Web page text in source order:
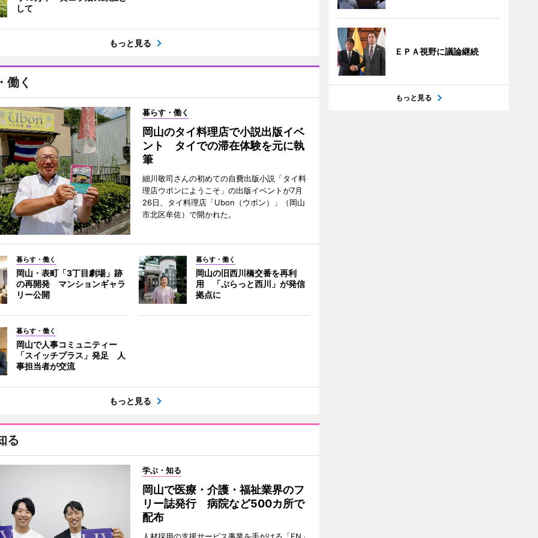
して
もっと見る
働く
暮らす・働く
岡山のタイ料理店で小説出版イベ
ント タイでの滞在体験を元に執
筆
細川敬司さんの初めての自費出版小説「タイ料
理店ウボンにようこそ」の出版イベントが7月
26日、タイ料理店「Ubon（ウボン）」（岡山
市北区牟佐）で開かれた。
暮らす・働く
岡山・表町「3丁目劇場」跡
の再開発 マンションギャラ
リー公開
暮らす・働く
岡山の旧西川橋交番を再利
用 「ぷらっと西川」が発信
拠点に
暮らす・働く
岡山で人事コミュニティー
「スイッチプラス」発足 人
事担当者が交流
もっと見る
る
学ぶ・知る
岡山で医療・介護・福祉業界のフ
リー誌発行 病院など500カ所で
配布
ＥＰＡ視野に議論継続
もっと見る